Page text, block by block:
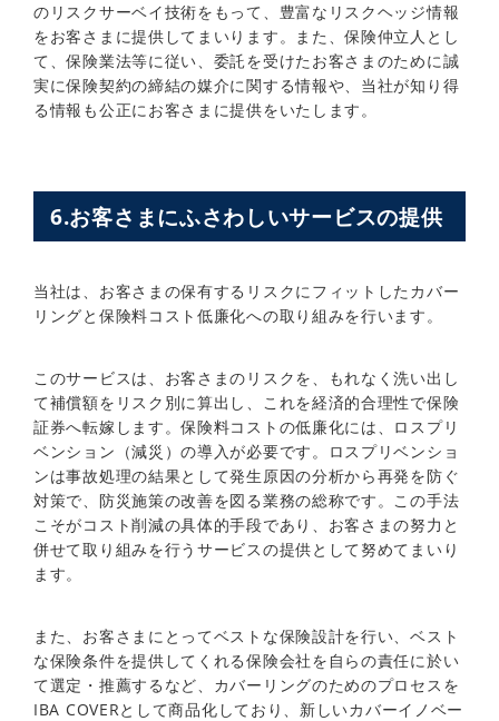
のリスクサーベイ技術をもって、豊富なリスクヘッジ情報
をお客さまに提供してまいります。また、保険仲立人とし
て、保険業法等に従い、委託を受けたお客さまのために誠
実に保険契約の締結の媒介に関する情報や、当社が知り得
る情報も公正にお客さまに提供をいたします。
6.お客さまにふさわしいサービスの提供
当社は、お客さまの保有するリスクにフィットしたカバー
リングと保険料コスト低廉化への取り組みを行います。
このサービスは、お客さまのリスクを、もれなく洗い出し
て補償額をリスク別に算出し、これを経済的合理性で保険
証券へ転嫁します。保険料コストの低廉化には、ロスプリ
ベンション（減災）の導入が必要です。ロスプリベンショ
ンは事故処理の結果として発生原因の分析から再発を防ぐ
対策で、防災施策の改善を図る業務の総称です。この手法
こそがコスト削減の具体的手段であり、お客さまの努力と
併せて取り組みを行うサービスの提供として努めてまいり
ます。
また、お客さまにとってベストな保険設計を行い、ベスト
な保険条件を提供してくれる保険会社を自らの責任に於い
て選定・推薦するなど、カバーリングのためのプロセスを
IBA COVERとして商品化しており、新しいカバーイノベー